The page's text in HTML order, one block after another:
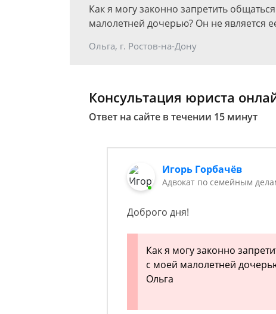
Как я могу законно запретить
малолетней дочерью? Он не является
Ольга, г. Ростов-на-Дону
Консультация юриста
Ответ на сайте в течении 15 минут
Игорь Горбачёв
Адвокат по семейным
Доброго дня!
Как я могу законно
с моей малолетней
Ольга